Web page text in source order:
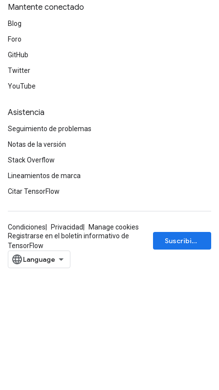
Mantente conectado
Blog
Foro
GitHub
Twitter
YouTube
Asistencia
Seguimiento de problemas
Notas de la versión
Stack Overflow
Lineamientos de marca
Citar TensorFlow
Condiciones Privacidad
Manage cookies
Registrarse en el boletín informativo de
TensorFlow
Suscribirse